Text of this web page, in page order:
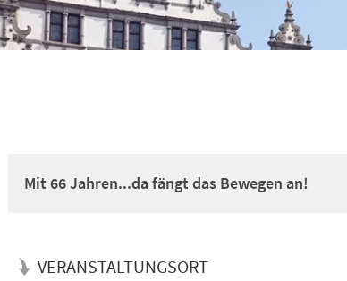
Mit 66 Jahren...da fängt das Bewegen an!
VERANSTALTUNGSORT